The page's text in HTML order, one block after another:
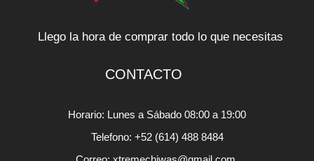
Llego la hora de comprar todo lo que necesitas
CONTACTO
Horario: Lunes a Sábado 08:00 a 19:00
Telefono: +52 (614) 488 8484